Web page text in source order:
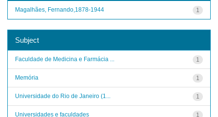
1
Magalhães, Fernando,1878-1944
Subject
1
Faculdade de Medicina e Farmácia ...
1
Memória
1
Universidade do Rio de Janeiro (1...
1
Universidades e faculdades